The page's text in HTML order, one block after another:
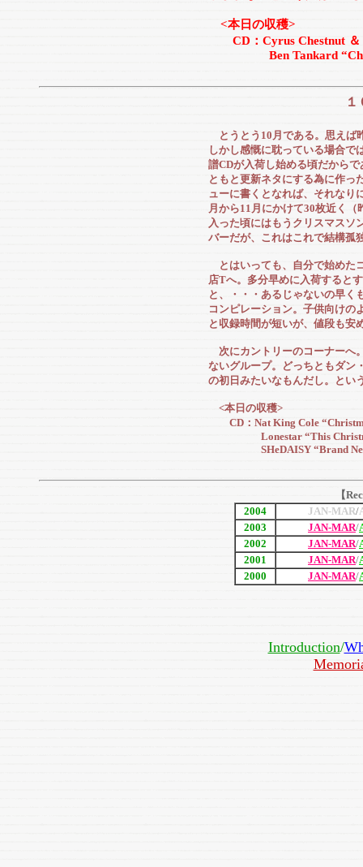
<本日の収穫>
CD：Cyrus Chestnut ＆
Ben Tankard
とうとう10月である。思えば
しかし感慨に耽っている場合で
譜CDが入荷し始める頃だから
ともと更新ネタにする為に作っ
ューに書くとなれば、それなり
月から11月にかけて30枚近く
入った頃にはもうクリスマスソ
バーだが、これはこれで結構孤
とはいっても、自分で始めた
店Tへ。多分早めに入荷すると
と、・・・あるじゃないの早く
コンピレーション。子供向けの
と収録時間が短いが、値段も安
次にカントリーのコーナーへ
ないグループ。どっちともダン
の初日みたいなもんだし。とい
<本日の収穫>
CD：Nat King Cole
Lonestar “This
SHeDAISY “Brand New
【
2004
JAN-MAR/
2003
JAN-MAR/
2002
JAN-MAR/
2001
JAN-MAR/
2000
JAN-MAR/
Introduction/